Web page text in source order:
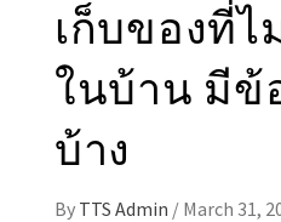
เก็บของที่ไ
ในบ้าน มีข้
บ้าง
By TTS Admin / March 31,